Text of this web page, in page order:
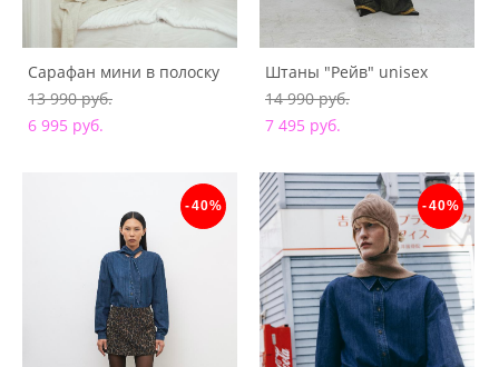
Сарафан мини в полоску
13 990 pуб.
6 995 pуб.
Штаны "Рейв" unisex
14 990 pуб.
7 495 pуб.
-40% -40%